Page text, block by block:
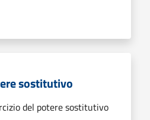
sostitutivo
del potere sostitutivo